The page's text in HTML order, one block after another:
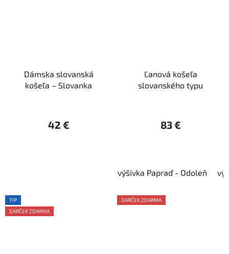
Dámska slovanská
košeľa – Slovanka
42 €
Ľanová košeľa
slovanského typu
83 €
výšivka Papraď - Odoleň
TIP
DARČEK ZDARMA
DARČEK ZDARMA